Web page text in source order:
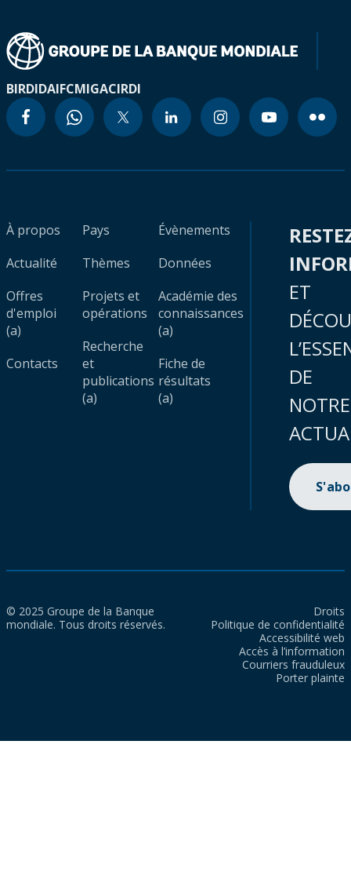
BIRDIDAIFCMIGACIRDI
À propos
Actualité
Offres
d'emploi
(a)
Contacts
Pays
Thèmes
Projets et
opérations
Recherche
et
publications
(a)
Évènements
Données
Académie des
connaissances
(a)
Fiche de
résultats
(a)
ET
DE
NOTRE
© 2025 Groupe de la Banque
mondiale. Tous droits réservés.
Droits
Politique de confidentialité
Accessibilité web
Accès à l’information
Courriers frauduleux
Porter plainte